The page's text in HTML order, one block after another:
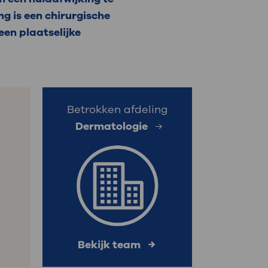
: naar uw dossier
is een chirurgische
plaatselijke
Betrokken afdeling
Dermatologie
Bekijk team